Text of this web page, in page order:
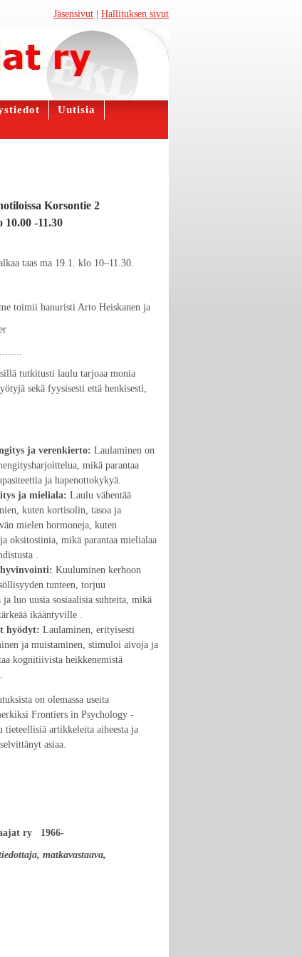
Jäsensivut Hallituksen sivut
Uutisia
Korsontie 2
-11.30
taas ma 19.1. klo 10–11.30.
toimii hanuristi Arto Heiskanen ja
tutkitusti laulu tarjoaa monia
sekä fyysisesti että henkisesti,
ja verenkierto: Laulaminen on
mikä parantaa
ja hapenottokykyä.
ja mieliala: Laulu vähentää
kuten kortisolin, tasoa ja
mielen hormoneja, kuten
oksitosiinia, mikä parantaa mielialaa
.
hyvinvointi: Kuuluminen kerhoon
tunteen, torjuu
luo uusia sosiaalisia suhteita, mikä
ikääntyville .
hyödyt: Laulaminen, erityisesti
ja muistaminen, stimuloi aivoja ja
kognitiivista heikkenemistä
on olemassa useita
Frontiers in Psychology -
tieteellisiä artikkeleita aiheesta ja
asiaa.
ry 1966-
matkavastaava,